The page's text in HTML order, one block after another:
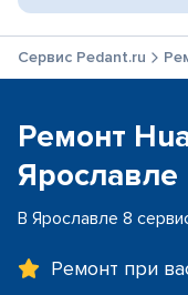
Сервис Pedant.ru
Ремонт
Ярославле
В Ярославле 8
Ремонт при